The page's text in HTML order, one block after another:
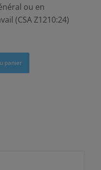
ou en
(CSA Z1210:24)
panier